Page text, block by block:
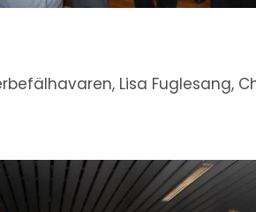
Lisa Fuglesang,